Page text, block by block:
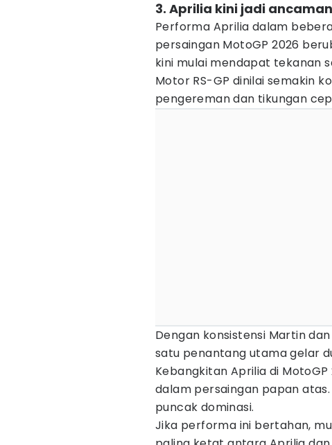
3. Aprilia kini jadi
Performa Aprilia dalam
persaingan MotoGP 2026
kini mulai mendapat tekanan
Motor RS-GP dinilai semakin
pengereman dan tikungan
Dengan konsistensi Martin
satu penantang utama gelar
Kebangkitan Aprilia di
dalam persaingan papan
puncak dominasi.
Jika performa ini bertahan,